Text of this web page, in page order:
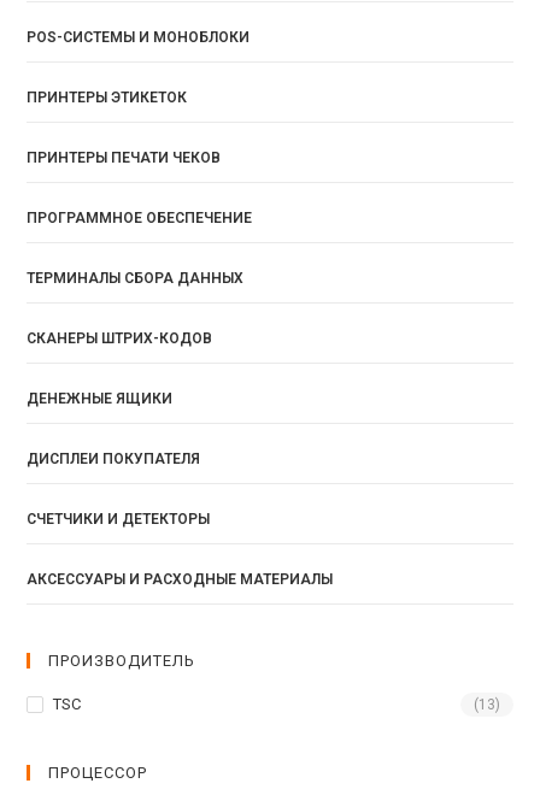
POS-СИСТЕМЫ И МОНОБЛОКИ
ПРИНТЕРЫ ЭТИКЕТОК
ПРИНТЕРЫ ПЕЧАТИ ЧЕКОВ
ПРОГРАММНОЕ ОБЕСПЕЧЕНИЕ
ТЕРМИНАЛЫ СБОРА ДАННЫХ
СКАНЕРЫ ШТРИХ-КОДОВ
ДЕНЕЖНЫЕ ЯЩИКИ
ДИСПЛЕИ ПОКУПАТЕЛЯ
СЧЕТЧИКИ И ДЕТЕКТОРЫ
АКСЕССУАРЫ И РАСХОДНЫЕ МАТЕРИАЛЫ
ПРОИЗВОДИТЕЛЬ
TSC (13)
ПРОЦЕССОР